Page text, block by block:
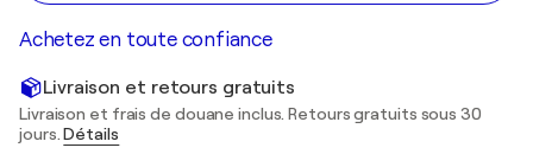
Achetez en toute confiance
Livraison et retours gratuits
Livraison et frais de douane inclus. Retours gratuits sous 30
jours.Détails